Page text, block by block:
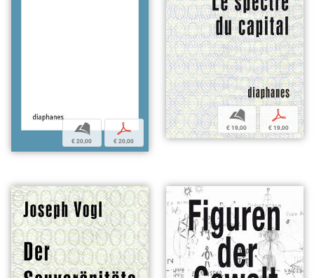
b
€ 20,00
p
€ 20,00
b
€ 19,00
p
€ 19,00